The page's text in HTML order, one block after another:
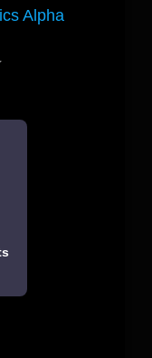
Alpha